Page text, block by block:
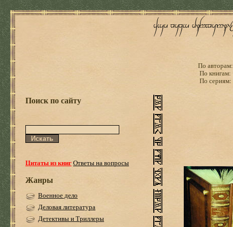
По авторам:
По книгам:
По сериям:
Поиск по сайту
Цитаты из книгОтветы на вопросы
Жанры
Военное дело
Деловая литература
Детективы и Триллеры